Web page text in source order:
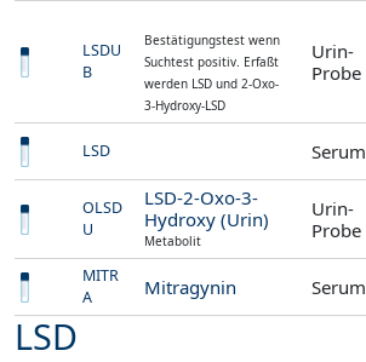
LSDU
B
Bestätigungstest wenn
Suchtest positiv. Erfaßt
werden LSD und 2-Oxo-
3-Hydroxy-LSD
Urin-
Probe
LSD Serum
OLSD
U
LSD-2-Oxo-3-
Hydroxy (Urin)
Metabolit
Urin-
Probe
MITR
A
Mitragynin Serum
LSD